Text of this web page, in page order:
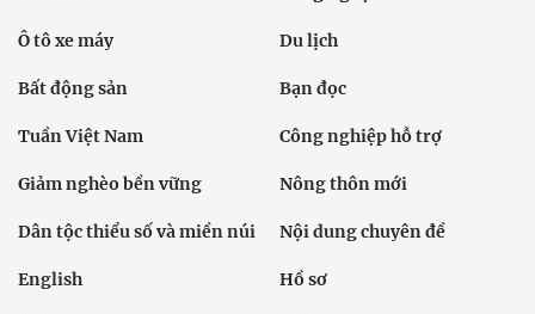
Ô tô xe máy Du lịch
Bất động sản Bạn đọc
Tuần Việt Nam Công nghiệp hỗ trợ
Giảm nghèo bền vững Nông thôn mới
Dân tộc thiểu số và miền núi Nội dung chuyên đề
English Hồ sơ